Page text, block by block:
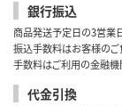
銀行振込
商品発送予定日の3営業日
振込手数料はお客様のご
手数料はご利用の金融機
代金引換